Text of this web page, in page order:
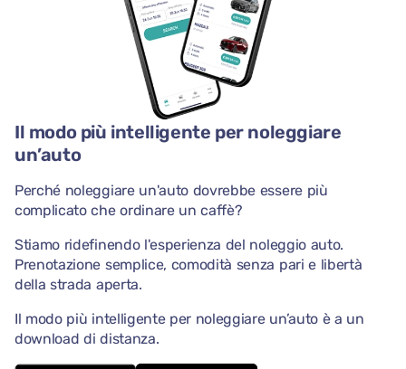
Il modo più intelligente per noleggiare
un’auto
Perché noleggiare un'auto dovrebbe essere più
complicato che ordinare un caffè?
Stiamo ridefinendo l'esperienza del noleggio auto.
Prenotazione semplice, comodità senza pari e libertà
della strada aperta.
Il modo più intelligente per noleggiare un’auto è a un
download di distanza.